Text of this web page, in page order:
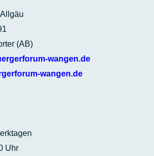
(AB)
wangen.de
wangen.de
Uhr